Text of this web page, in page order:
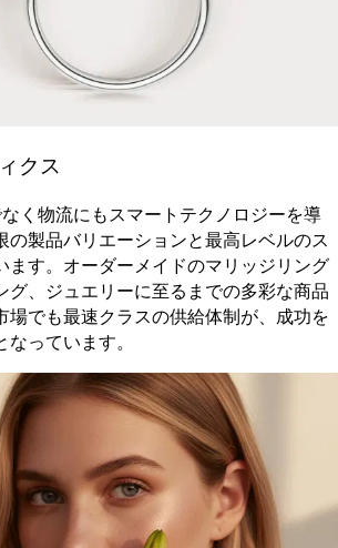
クス
く物流にもスマートテクノロジーを導
の製品バリエーションと最高レベルのス
ます。オーダーメイドのマリッジリング
グ、ジュエリーに至るまでの多彩な商品
場でも最速クラスの供給体制が、成功を
っています。